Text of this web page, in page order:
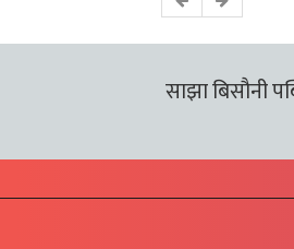
साझा बिसौनी